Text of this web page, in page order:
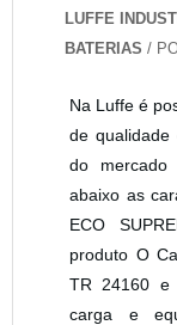
LUFFE
BATERIAS /
Na Luffe é
de qualidade
do mercado
abaixo as
ECO
produto O
TR 24160 e
carga e